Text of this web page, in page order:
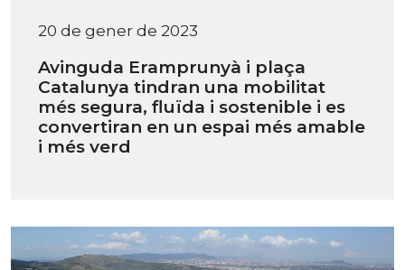
20 de gener de 2023
Avinguda Eramprunyà i plaça
Catalunya tindran una mobilitat
més segura, fluïda i sostenible i es
convertiran en un espai més amable
i més verd